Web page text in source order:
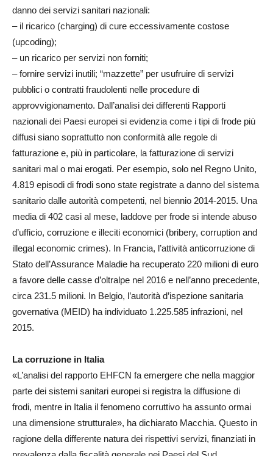
danno dei servizi sanitari nazionali:
– il ricarico (charging) di cure eccessivamente costose
(upcoding);
– un ricarico per servizi non forniti;
– fornire servizi inutili; “mazzette” per usufruire di servizi
pubblici o contratti fraudolenti nelle procedure di
approvvigionamento. Dall’analisi dei differenti Rapporti
nazionali dei Paesi europei si evidenzia come i tipi di frode più
diffusi siano soprattutto non conformità alle regole di
fatturazione e, più in particolare, la fatturazione di servizi
sanitari mal o mai erogati. Per esempio, solo nel Regno Unito,
4.819 episodi di frodi sono state registrate a danno del sistema
sanitario dalle autorità competenti, nel biennio 2014-2015. Una
media di 402 casi al mese, laddove per frode si intende abuso
d’ufficio, corruzione e illeciti economici (bribery, corruption and
illegal economic crimes). In Francia, l’attività anticorruzione di
Stato dell’Assurance Maladie ha recuperato 220 milioni di euro
a favore delle casse d’oltralpe nel 2016 e nell’anno precedente,
circa 231.5 milioni. In Belgio, l’autorità d’ispezione sanitaria
governativa (MEID) ha individuato 1.225.585 infrazioni, nel
2015.
La corruzione in Italia
«L’analisi del rapporto EHFCN fa emergere che nella maggior
parte dei sistemi sanitari europei si registra la diffusione di
frodi, mentre in Italia il fenomeno corruttivo ha assunto ormai
una dimensione strutturale», ha dichiarato Macchia. Questo in
ragione della differente natura dei rispettivi servizi, finanziati in